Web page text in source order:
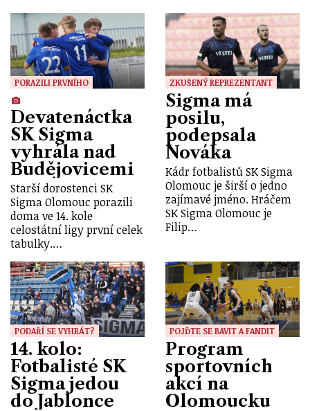
PORAZILI PRVNÍHO
Devatenáctka
SK Sigma
vyhrála nad
Budějovicemi
Starší dorostenci SK
Sigma Olomouc porazili
doma ve 14. kole
celostátní ligy první celek
tabulky.…
ZKUŠENÝ REPREZENTANT
Sigma má
posilu,
podepsala
Nováka
Kádr fotbalistů SK Sigma
Olomouc je širší o jedno
zajímavé jméno. Hráčem
SK Sigma Olomouc je
Filip…
PODAŘÍ SE VYHRÁT?
14. kolo:
Fotbalisté SK
Sigma jedou
do Jablonce
POJĎTE SE BAVIT A FANDIT
Program
sportovních
akcí na
Olomoucku